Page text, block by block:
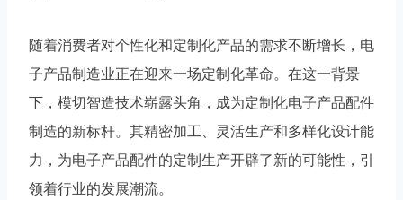
随着消费者对个性化和定制化产品的需求不断增长，电
子产品制造业正在迎来一场定制化革命。在这一背景
下，模切智造技术崭露头角，成为定制化电子产品配件
制造的新标杆。其精密加工、灵活生产和多样化设计能
力，为电子产品配件的定制生产开辟了新的可能性，引
领着行业的发展潮流。